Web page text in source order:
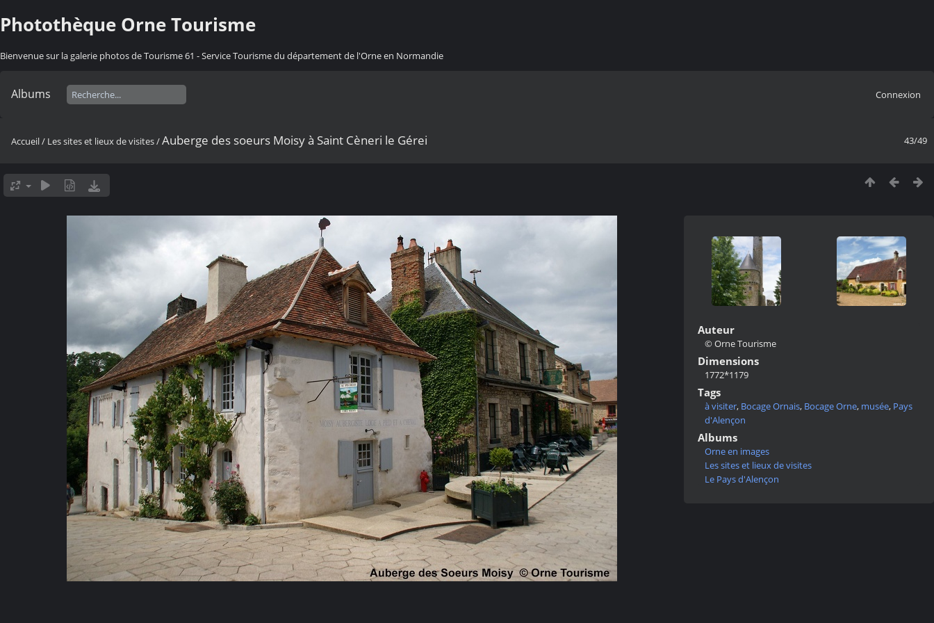
Photothèque Orne Tourisme
Bienvenue sur la galerie photos de Tourisme 61 - Service Tourisme du département de l'Orne en Normandie
Albums Connexion
43/49
Accueil/ Les sites et lieux de visites/Auberge des soeurs Moisy à Saint Cèneri le Gérei
Auteur
© Orne Tourisme
Dimensions
1772*1179
Tags
à visiter, Bocage Ornais, Bocage Orne, musée, Pays
d'Alençon
Albums
Orne en images
Les sites et lieux de visites
Le Pays d'Alençon